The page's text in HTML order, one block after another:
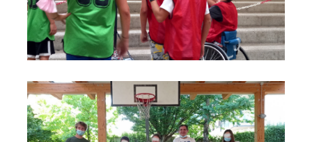
foto